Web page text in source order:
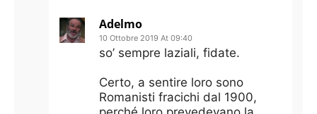
Adelmo
10 Ottobre 2019 At 09:40
so’ sempre laziali, fidate.
Certo, a sentire loro sono
Romanisti fracichi dal 1900,